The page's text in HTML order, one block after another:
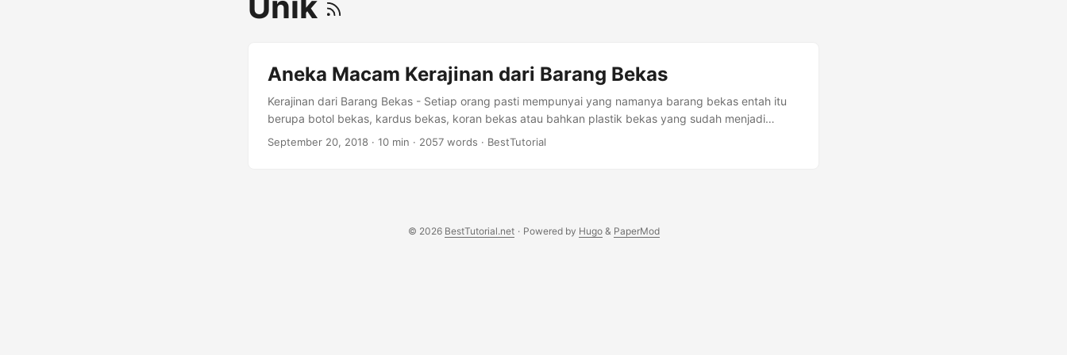
Aneka Macam Kerajinan dari Barang Bekas
Kerajinan dari Barang Bekas - Setiap orang pasti mempunyai yang namanya barang bekas entah itu
berupa botol bekas, kardus bekas, koran bekas atau bahkan plastik bekas yang sudah menjadi
sampah. Bahkan sampah plastik merupakan salah satu masalah serius di lingkungan kita. Hal tersebut
September 20, 2018 · 10 min · 2057 words · BestTutorial
© 2026 BestTutorial.net · Powered by Hugo& PaperMod